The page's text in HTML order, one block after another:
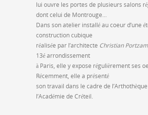
lui ouvre les portes de plusieurs salons
dont celui de Montrouge…
Dans son atelier installé au coeur d’une
construction cubique
réalisée par l’architecte Christian
13é arrondissement
à Paris, elle y expose régulièrement ses
Récemment, elle a présenté
son travail dans le cadre de
l’Académie de Créteil.